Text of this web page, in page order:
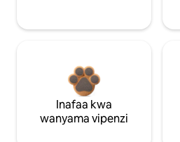
Inafaa kwa
wanyama vipenzi